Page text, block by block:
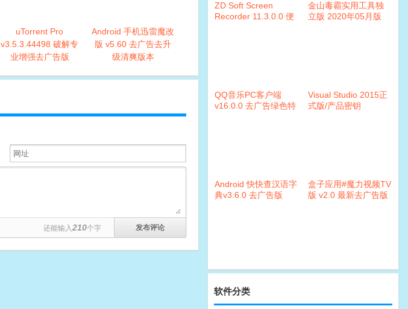
uTorrent Pro
v3.5.3.44498 破解专
业增强去广告版
Android 手机迅雷魔改
版 v5.60 去广告去升
级清爽版本
还能输入210个字
ZD Soft Screen
Recorder 11.3.0.0 便
金山毒霸实用工具独
立版 2020年05月版
QQ音乐PC客户端
v16.0.0 去广告绿色特
Visual Studio 2015正
式版/产品密钥
Android 快快查汉语字
典v3.6.0 去广告版
盒子应用#魔力视频TV
版 v2.0 最新去广告版
软件分类